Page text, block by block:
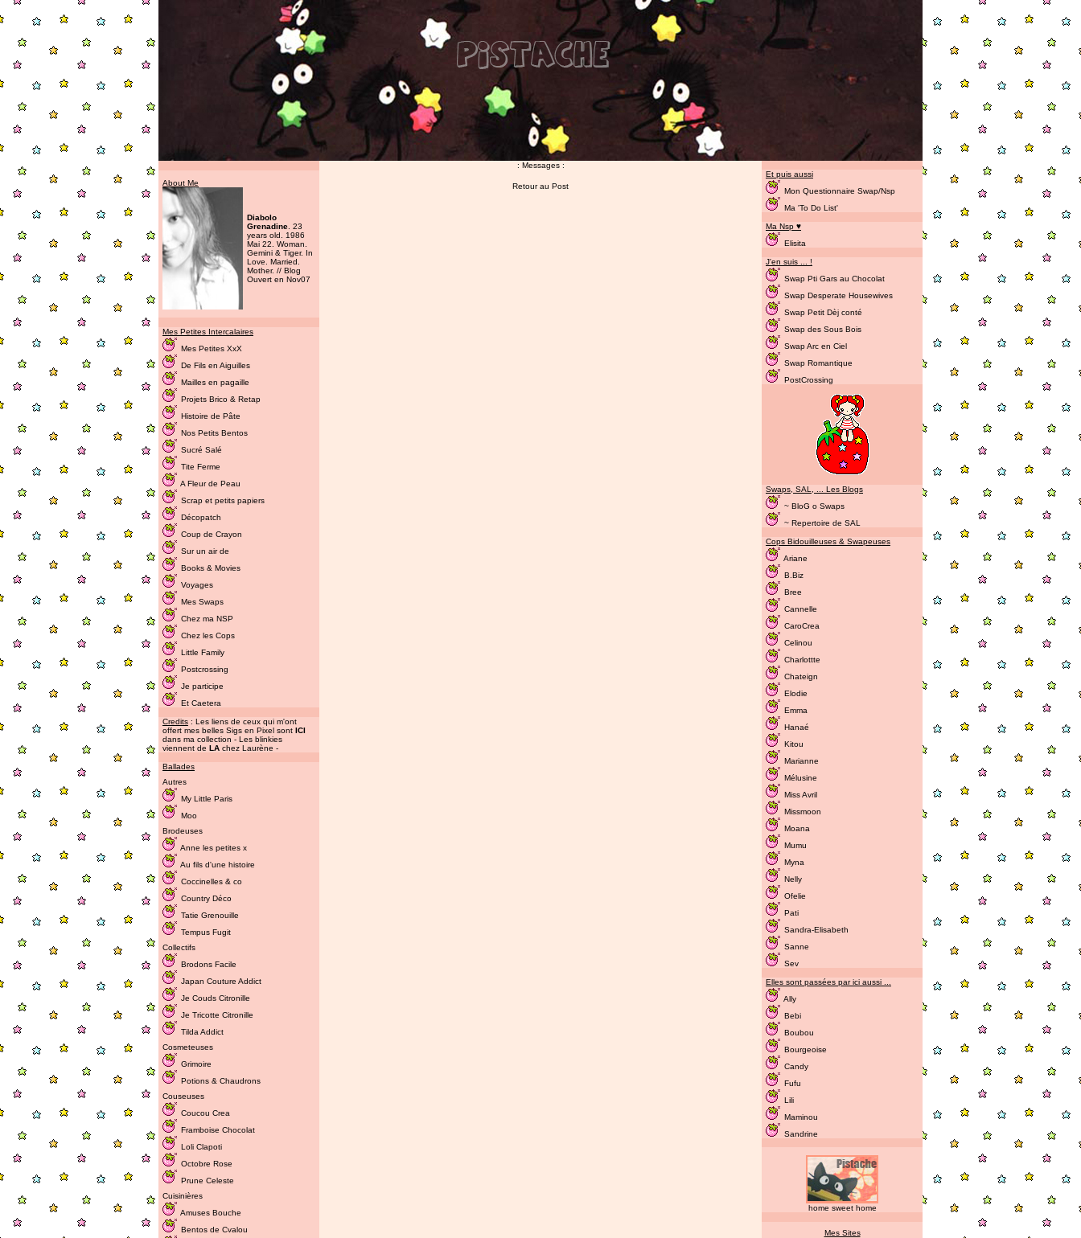
About Me
Diabolo
Grenadine . 23
years old. 1986
Mai 22. Woman.
Gemini & Tiger. In
Love. Married.
Mother. // Blog
Ouvert en Nov07
Mes Petites Intercalaires
Mes Petites XxX
De Fils en Aiguilles
Mailles en pagaille
Projets Brico & Retap
Histoire de Pâte
Nos Petits Bentos
Sucré Salé
Tite Ferme
A Fleur de Peau
Scrap et petits papiers
Décopatch
Coup de Crayon
Sur un air de
Books & Movies
Voyages
Mes Swaps
Chez ma NSP
Chez les Cops
Little Family
Postcrossing
Je participe
Et Caetera
Credits : Les liens de ceux qui m'ont
offert mes belles Sigs en Pixel sont ICI
dans ma collection - Les blinkies
viennent de LA chez Laurène -
Ballades
Autres
My Little Paris
Moo
Brodeuses
Anne les petites x
Au fils d'une histoire
Coccinelles & co
Country Déco
Tatie Grenouille
Tempus Fugit
Collectifs
Brodons Facile
Japan Couture Addict
Je Couds Citronille
Je Tricotte Citronille
Tilda Addict
Cosmeteuses
Grimoire
Potions & Chaudrons
Couseuses
Coucou Crea
Framboise Chocolat
Loli Clapoti
Octobre Rose
Prune Celeste
Cuisinières
Amuses Bouche
Bentos de Cvalou
: Messages :
Retour au Post
Et puis aussi
Mon Questionnaire Swap/Nsp
Ma 'To Do List'
Ma Nsp ♥
Elisita
J'en suis ... !
Swap Pti Gars au Chocolat
Swap Desperate Housewives
Swap Petit Dèj conté
Swap des Sous Bois
Swap Arc en Ciel
Swap Romantique
PostCrossing
Swaps, SAL, ... Les Blogs
~ BloG o Swaps
~ Repertoire de SAL
Cops Bidouilleuses & Swapeuses
Ariane
B.Biz
Bree
Cannelle
CaroCrea
Celinou
Charlottte
Chateign
Elodie
Emma
Hanaé
Kitou
Marianne
Mélusine
Miss Avril
Missmoon
Moana
Mumu
Myna
Nelly
Ofelie
Pati
Sandra-Elisabeth
Sanne
Sev
Elles sont passées par ici aussi ...
Ally
Bebi
Boubou
Bourgeoise
Candy
Fufu
Lili
Maminou
Sandrine
home sweet home
Mes Sites